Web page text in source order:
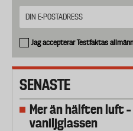
Jag accepterar Testfaktas
SENASTE
Mer än hälften luft
vaniljglassen